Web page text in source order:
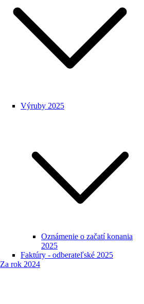
Výruby 2025
Oznámenie o začatí konania
2025
Faktúry - odberateľské 2025
Za rok 2024